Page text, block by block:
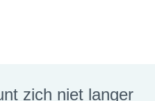
zich niet langer